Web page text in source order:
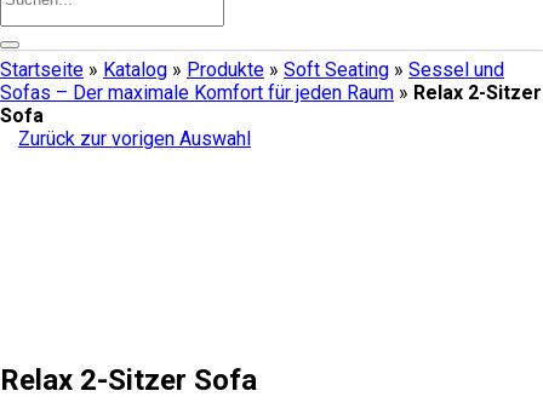
Startseite » Katalog » Produkte » Soft Seating » Sessel und
Sofas – Der maximale Komfort für jeden Raum » Relax 2-Sitzer
Sofa
Zurück zur vorigen Auswahl
Relax 2-Sitzer Sofa